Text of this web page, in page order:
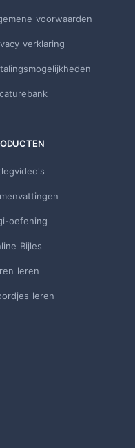
voorwaarden
verklaring
oefening
Bijles
leren
leren